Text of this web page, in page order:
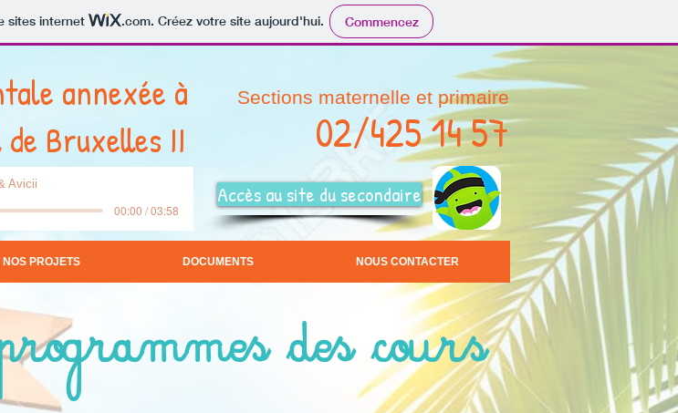
sites internet .com. Créez votre site aujourd'hui. Commencez
Sections maternelle et primaire
02/425 14 57
annexée à
Bruxelles II
Accès au site du secondaire
Avicii
00:00 / 03:58
NOS PROJETS DOCUMENTS NOUS CONTACTER
des cours